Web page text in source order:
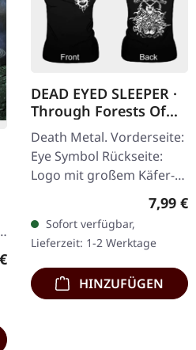
Preis:
DEAD EYED SLEEPER ·
Through Forests Of
Nonentities Bug |
GIRLIE L
Death Metal. Vorderseite:
Eye Symbol Rückseite:
Logo mit großem Käfer-
Artwork 100% Baumwolle
7,99 €
Sofort verfügbar,
Lieferzeit: 1-2 Werktage
HINZUFÜGEN